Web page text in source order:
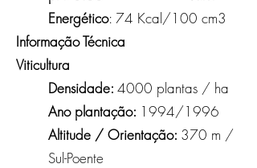
Energético: 74 Kcal/100 cm3
Informação Técnica
Viticultura
Densidade: 4000 plantas / ha
Ano plantação: 1994/1996
Altitude / Orientação: 370 m /
Sul-Poente